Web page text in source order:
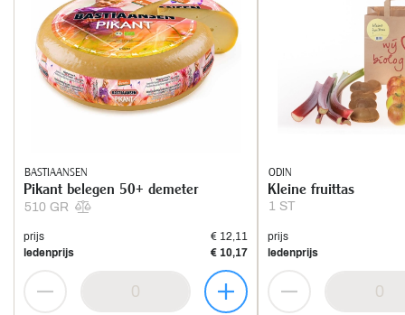
BASTIAANSEN
510 GR
Pikant belegen 50+ demeter
prijs
€ 12,11
ledenprijs
€ 10,17
ODIN
1 ST
Kleine fruittas
prijs
ledenprijs